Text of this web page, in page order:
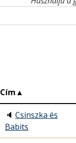
Cím▲
🔈 Csinszka és
Babits